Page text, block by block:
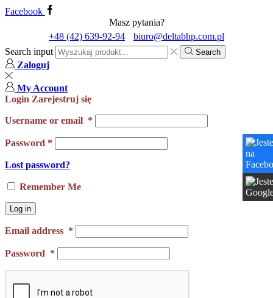
Facebook
Masz pytania?
+48 (42) 639-92-94
biuro@deltabhp.com.pl
Search input
Search
Zaloguj
My Account
Login Zarejestruj się
Username or email *
Password *
Lost password?
Remember Me
Log in
Email address *
Password *